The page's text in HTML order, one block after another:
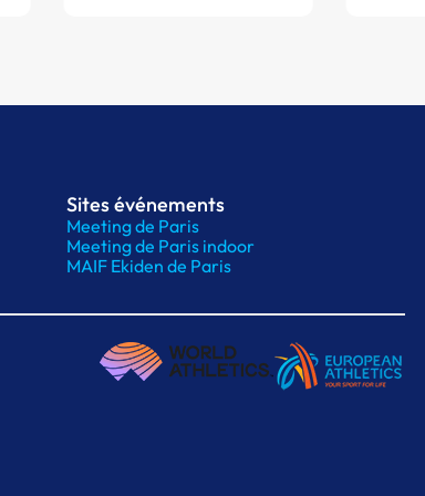
Sites événements
Meeting de Paris
Meeting de Paris indoor
MAIF Ekiden de Paris